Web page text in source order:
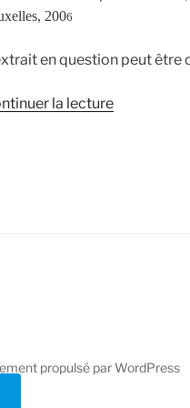
2006
en question peut être
la lecturede
propulsé par WordPress